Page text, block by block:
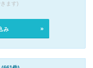
ます)
み